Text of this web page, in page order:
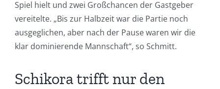
Spiel hielt und zwei Großchancen der Gastgeber
vereitelte. „Bis zur Halbzeit war die Partie noch
ausgeglichen, aber nach der Pause waren wir die
klar dominierende Mannschaft“, so Schmitt.
Schikora trifft nur den